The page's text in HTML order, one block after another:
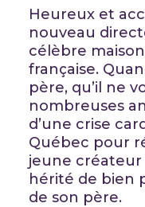
Heureux et
nouveau
célèbre
française.
père, qu’il ne
nombreuses
d’une crise
Québec pour
jeune créateur
hérité de bien
de son père.